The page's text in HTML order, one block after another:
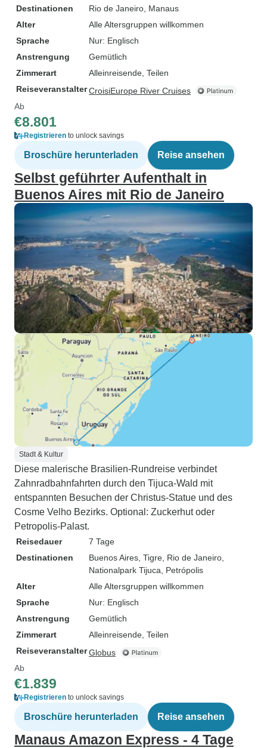
Destinationen Rio de Janeiro , Manaus
Alter
Alle Altersgruppen willkommen
Sprache
Nur: Englisch
Anstrengung
Gemütlich
Zimmerart
Alleinreisende, Teilen
ReiseveranstalterCroisiEurope River Cruises
Ab
€8.801
Registrieren to unlock savings
Broschüre herunterladen Reise ansehen
Selbst geführter Aufenthalt in
Buenos Aires mit Rio de Janeiro
Stadt & Kultur
Diese malerische Brasilien-Rundreise verbindet
Zahnradbahnfahrten durch den Tijuca-Wald mit
entspannten Besuchen der Christus-Statue und des
Cosme Velho Bezirks. Optional: Zuckerhut oder
Petropolis-Palast.
Reisedauer
7 Tage
Destinationen
Buenos Aires , Tigre , Rio de Janeiro
Nationalpark Tijuca , Petrópolis
Alter
Alle Altersgruppen willkommen
Sprache
Nur: Englisch
Anstrengung
Gemütlich
Zimmerart
Alleinreisende, Teilen
ReiseveranstalterGlobus
Ab
€1.839
Registrieren to unlock savings
Broschüre herunterladen Reise ansehen
Manaus Amazon Express - 4 Tage